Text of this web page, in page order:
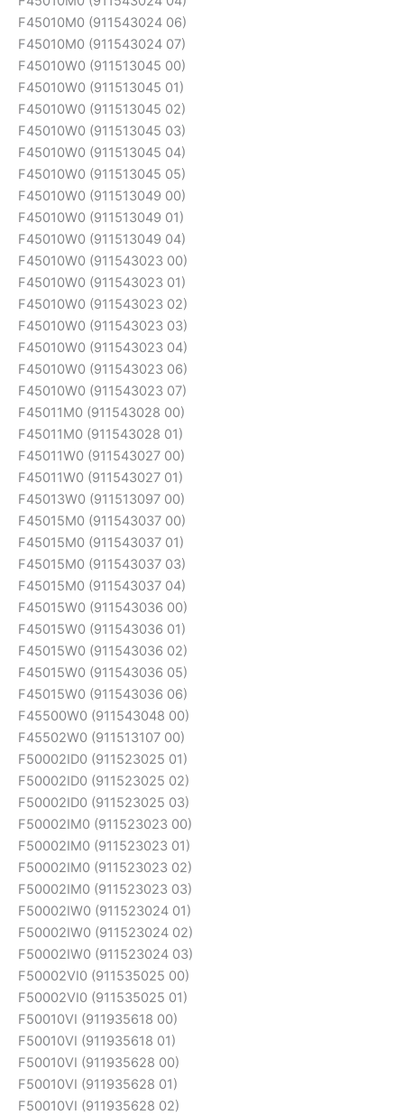
F45010M0 (911543024 06)
F45010M0 (911543024 07)
F45010W0 (911513045 00)
F45010W0 (911513045 01)
F45010W0 (911513045 02)
F45010W0 (911513045 03)
F45010W0 (911513045 04)
F45010W0 (911513045 05)
F45010W0 (911513049 00)
F45010W0 (911513049 01)
F45010W0 (911513049 04)
F45010W0 (911543023 00)
F45010W0 (911543023 01)
F45010W0 (911543023 02)
F45010W0 (911543023 03)
F45010W0 (911543023 04)
F45010W0 (911543023 06)
F45010W0 (911543023 07)
F45011M0 (911543028 00)
F45011M0 (911543028 01)
F45011W0 (911543027 00)
F45011W0 (911543027 01)
F45013W0 (911513097 00)
F45015M0 (911543037 00)
F45015M0 (911543037 01)
F45015M0 (911543037 03)
F45015M0 (911543037 04)
F45015W0 (911543036 00)
F45015W0 (911543036 01)
F45015W0 (911543036 02)
F45015W0 (911543036 05)
F45015W0 (911543036 06)
F45500W0 (911543048 00)
F45502W0 (911513107 00)
F50002ID0 (911523025 01)
F50002ID0 (911523025 02)
F50002ID0 (911523025 03)
F50002IM0 (911523023 00)
F50002IM0 (911523023 01)
F50002IM0 (911523023 02)
F50002IM0 (911523023 03)
F50002IW0 (911523024 01)
F50002IW0 (911523024 02)
F50002IW0 (911523024 03)
F50002VI0 (911535025 00)
F50002VI0 (911535025 01)
F50010VI (911935618 00)
F50010VI (911935618 01)
F50010VI (911935628 00)
F50010VI (911935628 01)
F50010VI (911935628 02)